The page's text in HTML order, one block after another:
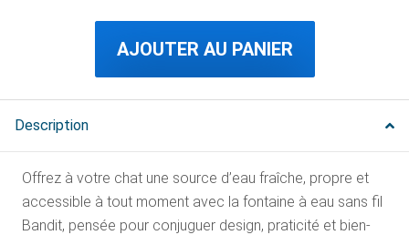
AJOUTER AU PANIER
Description
Offrez à votre chat une source d’eau fraîche, propre et
accessible à tout moment avec la fontaine à eau sans fil
Bandit, pensée pour conjuguer design, praticité et bien-